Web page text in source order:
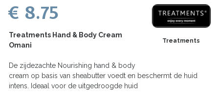
Treatments
€ 8.75
Treatments Hand & Body Cream
Omani
De zijdezachte Nourishing hand & body
cream op basis van sheabutter voedt en beschermt de huid
intens. Ideaal voor de uitgedroogde huid